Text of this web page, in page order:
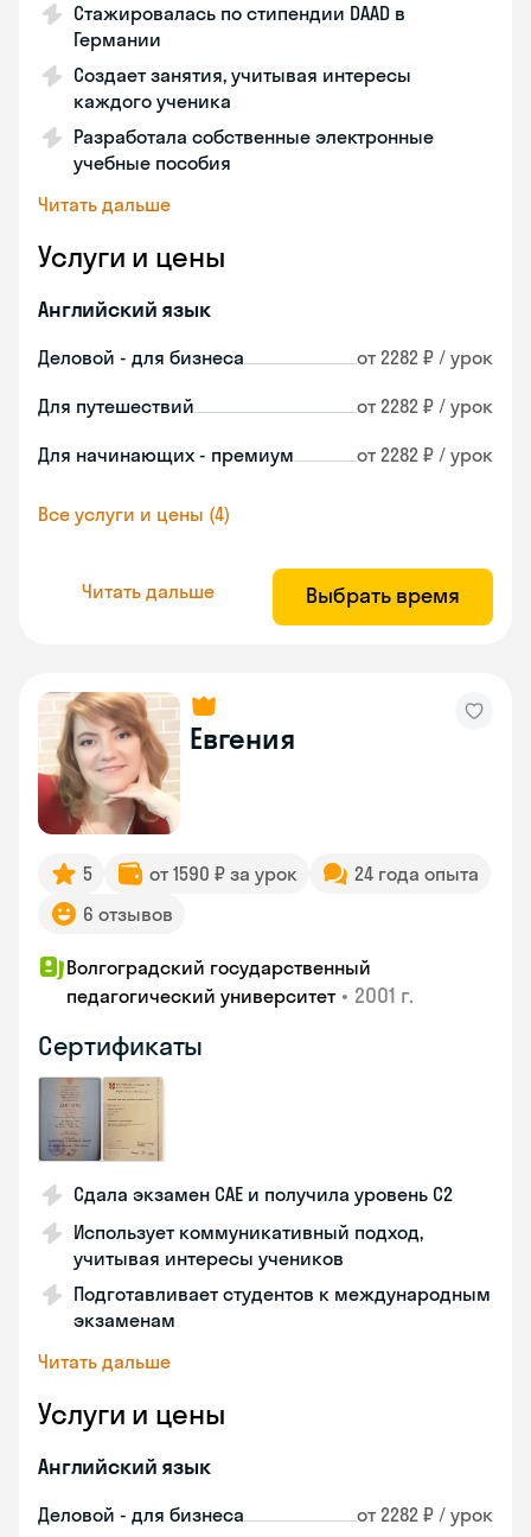
Стажировалась по стипендии DAAD в
Германии
Создает занятия, учитывая интересы
каждого ученика
Разработала собственные электронные
учебные пособия
Читать дальше
Услуги и цены
Английский язык
Деловой - для бизнеса от 2282 ₽ / урок
Для путешествий от 2282 ₽ / урок
Для начинающих - премиум от 2282 ₽ / урок
Все услуги и цены (4)
Читать дальше Выбрать время
Евгения
5 от 1590 ₽ за урок
24 года опыта
6 отзывов
Волгоградский государственный
педагогический университет • 2001 г.
Сертификаты
Сдала экзамен CAE и получила уровень С2
Использует коммуникативный подход,
учитывая интересы учеников
Подготавливает студентов к международным
экзаменам
Читать дальше
Услуги и цены
Английский язык
Деловой - для бизнеса от 2282 ₽ / урок